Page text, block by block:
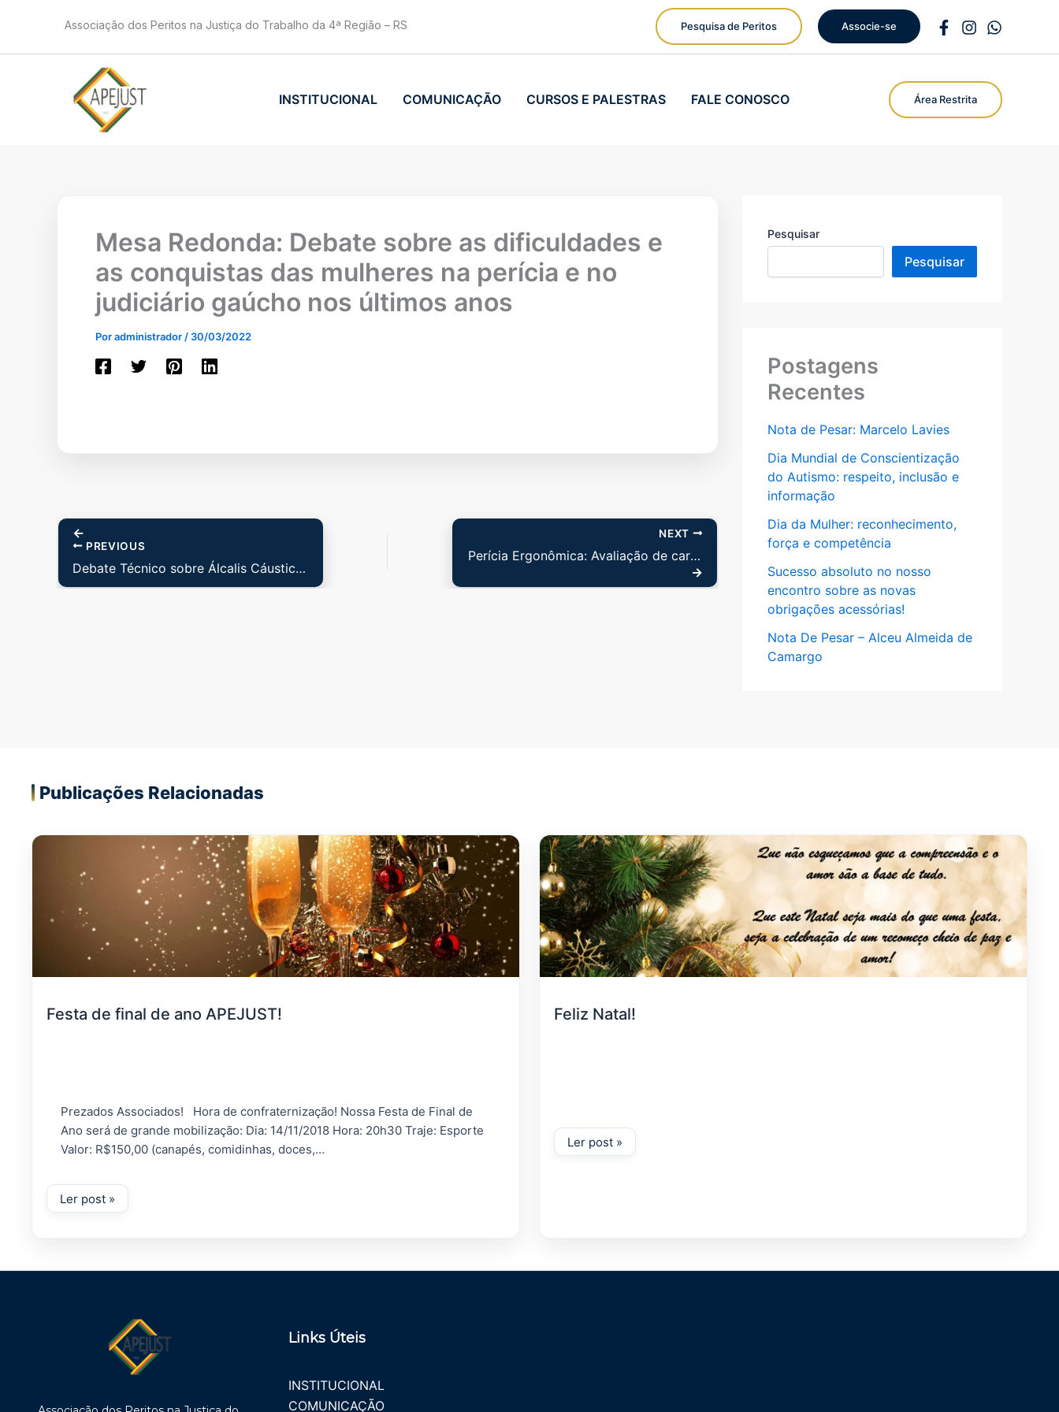
o
Associação dos Peritos na Justiça do Trabalho da 4ª Região – RS Pesquisa de Peritos Associe-se
INSTITUCIONAL COMUNICAÇÃO CURSOS E PALESTRAS FALE CONOSCO Área Restrita
Mesa Redonda: Debate sobre as dificuldades e
as conquistas das mulheres na perícia e no
judiciário gaúcho nos últimos anos
Poradministrador / 30/03/2022
PREVIOUS
Debate Técnico sobre Álcalis Cáusticos – 07/04/2022
NEXT
Perícia Ergonômica: Avaliação de carga física e mensuração do risco de DORT
Pesquisar
Pesquisar
Postagens
Recentes
Nota de Pesar: Marcelo Lavies
Dia Mundial de Conscientização
do Autismo: respeito, inclusão e
informação
Dia da Mulher: reconhecimento,
força e competência
Sucesso absoluto no nosso
encontro sobre as novas
obrigações acessórias!
Nota De Pesar – Alceu Almeida de
Camargo
Publicações Relacionadas
Festa de final de ano APEJUST!
Prezados Associados! Hora de confraternização! Nossa Festa de Final de
Ano será de grande mobilização: Dia: 14/11/2018 Hora: 20h30 Traje: Esporte
Valor: R$150,00 (canapés, comidinhas, doces,…
Feliz Natal!
Links Úteis
INSTITUCIONAL
COMUNICAÇÃO